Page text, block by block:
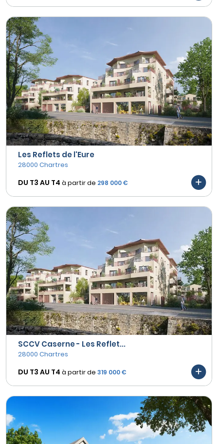
Les Reflets de l'Eure
28000 Chartres
DU T3 AU T4 à partir de 298 000 €
SCCV Caserne - Les Reflet...
28000 Chartres
DU T3 AU T4 à partir de 319 000 €